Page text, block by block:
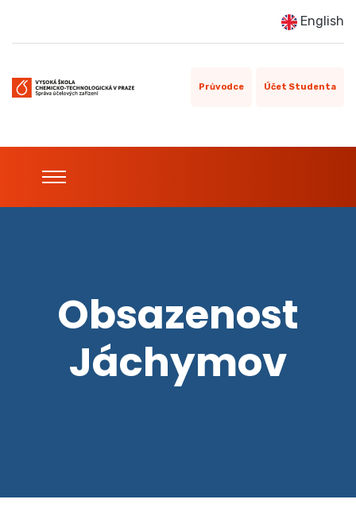
English
Průvodce Účet Studenta
Obsazenost
Jáchymov